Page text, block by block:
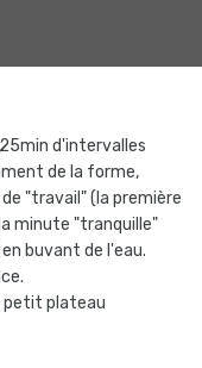
d'intervalles
de la forme,
"travail" (la première
minute "tranquille"
buvant de l'eau.
petit plateau